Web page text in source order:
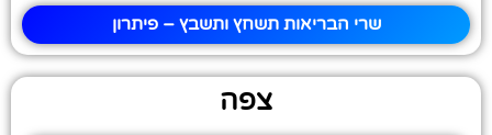
שרי הבריאות תשחץ ותשבץ – פיתרון
צפה